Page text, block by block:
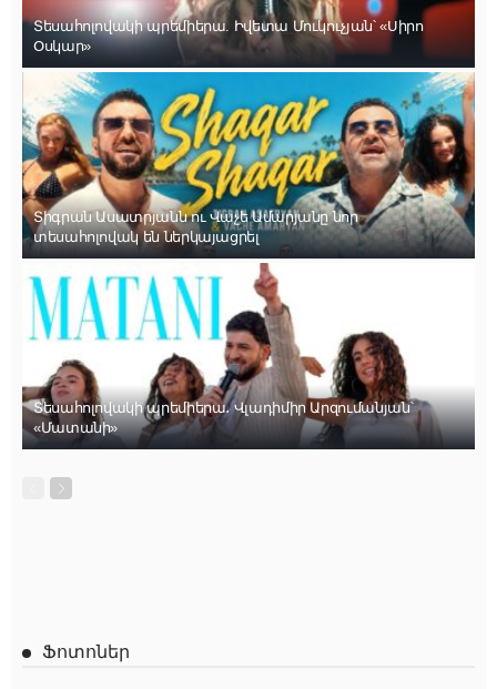
Տեսահոլովակի պրեմիերա. Իվետա Մուկուչյան՝ «Սիրո
Օսկար»
Տիգրան Ասատրյանն ու Վաչե Ամարյանը նոր
տեսահոլովակ են ներկայացրել
Տեսահոլովակի պրեմիերա․ Վլադիմիր Արզումանյան՝
«Մատանի»
Ֆոտոներ